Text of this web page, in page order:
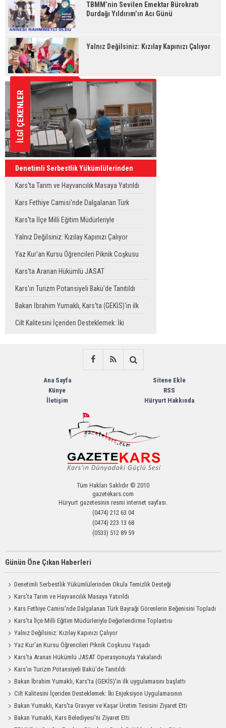
TBMM’nin Sevilen Emektar Bürokratı
Durdağı Yıldırım’ın Acı Günü
Yalnız Değilsiniz: Kızılay Kapınızı Çalıyor
İLGİ ÇEKENLER
Denetimli Serbestlik Yükümlülerinden
Okula Temizlik Desteği
Kars'ta Tarım ve Hayvancılık Masaya Yatırıldı
Kars Fethiye Camisi'nde Dalgalanan Türk
Bayrağı Görenlerin Beğenisini Topladı
Kars'ta İlçe Milli Eğitim Müdürleriyle
Değerlendirme Toplantısı
Yalnız Değilsiniz: Kızılay Kapınızı Çalıyor
Yaz Kur'an Kursu Öğrencileri Piknik Coşkusu
Yaşadı
Kars'ta Aranan Hükümlü JASAT
Operasyonuyla Yakalandı
Kars'ın Turizm Potansiyeli Bakü'de Tanıtıldı
Bakan İbrahim Yumaklı, Kars'ta (GEKİS)'in ilk
uygulamasını başlattı
Cilt Kalitesini İçeriden Desteklemek: İki
Ana Sayfa
Künye
İletişim
Sitene Ekle
RSS
Hüryurt Hakkında
Tüm Hakları Saklıdır © 2010
gazetekars.com
Hüryurt gazetesinin resmi internet sayfası.
(0474) 212 63 04
(0474) 223 13 68
(0533) 512 89 59
Günün Öne Çıkan Haberleri
Denetimli Serbestlik Yükümlülerinden Okula Temizlik Desteği
Kars'ta Tarım ve Hayvancılık Masaya Yatırıldı
Kars Fethiye Camisi'nde Dalgalanan Türk Bayrağı Görenlerin Beğenisini Topladı
Kars'ta İlçe Milli Eğitim Müdürleriyle Değerlendirme Toplantısı
Yalnız Değilsiniz: Kızılay Kapınızı Çalıyor
Yaz Kur'an Kursu Öğrencileri Piknik Coşkusu Yaşadı
Kars'ta Aranan Hükümlü JASAT Operasyonuyla Yakalandı
Kars'ın Turizm Potansiyeli Bakü'de Tanıtıldı
Bakan İbrahim Yumaklı, Kars'ta (GEKİS)'in ilk uygulamasını başlattı
Cilt Kalitesini İçeriden Desteklemek: İki Enjeksiyon Uygulamasının
Karşılaştırması
Bakan Yumaklı, Kars'ta Gravyer ve Kaşar Üretim Tesisini Ziyaret Etti
Bakan Yumaklı, Kars Belediyesi'ni Ziyaret Etti